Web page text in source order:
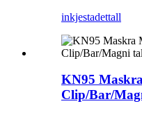
inkjestadettall
KN95
Clip/Bar/